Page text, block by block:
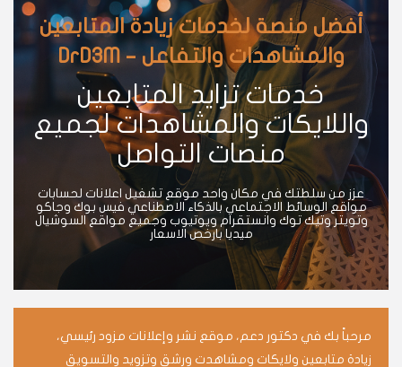
أفضل منصة لخدمات زيادة المتابعين
والمشاهدات والتفاعل – DrD3M
خدمات تزايد المتابعين
واللايكات والمشاهدات لجميع
منصات التواصل
عزز من سلطتك في مكان واحد موقع تشغيل اعلانات لحسابات
مواقع الوسائط الاجتماعي بالذكاء الاصطناعي فيس بوك وجاكو
وتويتر وتيك توك وانستقرام ويوتيوب وجميع مواقع السوشيال
ميديا بارخص الاسعار
مرحباً بك في دكتور دعم، موقع نشر وإعلانات مزود رئيسي،
زيادة متابعين ولايكات ومشاهدت ورشق وتزويد والتسويق